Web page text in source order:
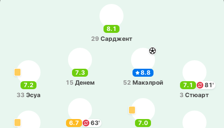
8.1
29 Са­рджент
7.3
15 Денем
7.2
33 Эсуа
8.8
52 Ма­кэ­лрой 7.1
81'
3 Стюарт
7.0
6.7
63'